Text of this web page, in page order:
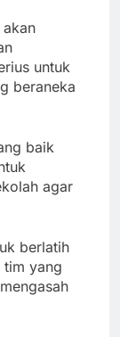
untuk
beraneka
baik
agar
berlatih
tim yang